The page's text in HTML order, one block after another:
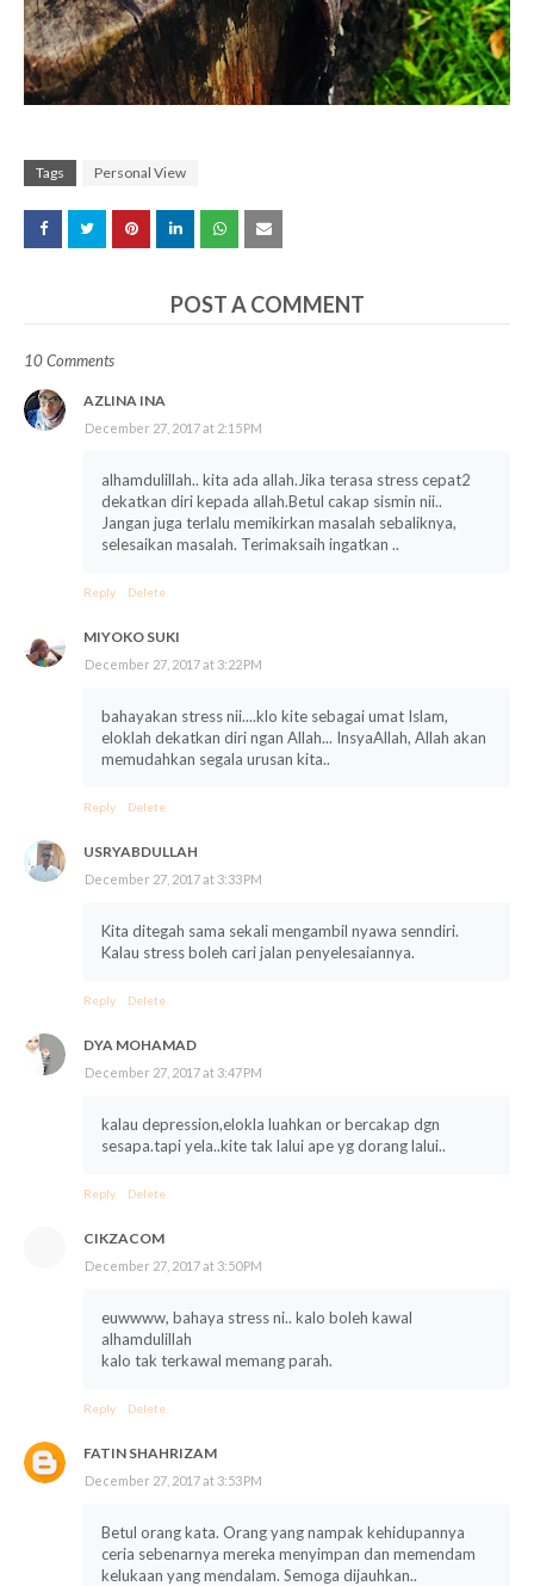
Tags Personal View
POST A COMMENT
10 Comments
AZLINA INA
December 27, 2017 at 2:15 PM
alhamdulillah.. kita ada allah.Jika terasa stress cepat2
dekatkan diri kepada allah.Betul cakap sismin nii..
Jangan juga terlalu memikirkan masalah sebaliknya,
selesaikan masalah. Terimaksaih ingatkan ..
Reply Delete
MIYOKO SUKI
December 27, 2017 at 3:22 PM
bahayakan stress nii....klo kite sebagai umat Islam,
eloklah dekatkan diri ngan Allah... InsyaAllah, Allah akan
memudahkan segala urusan kita..
Reply Delete
USRYABDULLAH
December 27, 2017 at 3:33 PM
Kita ditegah sama sekali mengambil nyawa senndiri.
Kalau stress boleh cari jalan penyelesaiannya.
Reply Delete
DYA MOHAMAD
December 27, 2017 at 3:47 PM
kalau depression,elokla luahkan or bercakap dgn
sesapa.tapi yela..kite tak lalui ape yg dorang lalui..
Reply Delete
CIKZACOM
December 27, 2017 at 3:50 PM
euwwww, bahaya stress ni.. kalo boleh kawal
alhamdulillah
kalo tak terkawal memang parah.
Reply Delete
FATIN SHAHRIZAM
December 27, 2017 at 3:53 PM
Betul orang kata. Orang yang nampak kehidupannya
ceria sebenarnya mereka menyimpan dan memendam
kelukaan yang mendalam. Semoga dijauhkan..